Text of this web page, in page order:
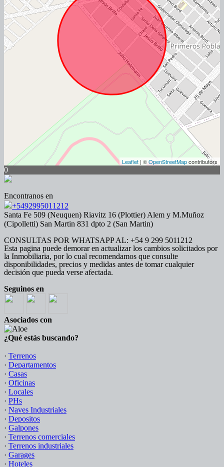
Leaflet | ©OpenStreetMapcontributors
0
Encontranos en
+5492995011212
Santa Fe 509 (Neuquen) Riavitz 16 (Plottier) Alem y M.Muñoz
(Cipolletti) San Martin 831 dpto 2 (San Martin)
CONSULTAS POR WHATSAPP AL: +54 9 299 5011212
Esta pagina puede demorar en actualizar los cambios solicitados por
la Inmobiliaria, por lo cual recomendamos que consulte
disponibilidades, precios y medidas antes de tomar cualquier
decisión que pueda verse afectada.
Seguinos en
Asociados con
¿Qué estás buscando?
· Terrenos
· Departamentos
· Casas
· Oficinas
· Locales
· PHs
· Naves Industriales
· Depositos
· Galpones
· Terrenos comerciales
· Terrenos industriales
· Garages
· Hoteles